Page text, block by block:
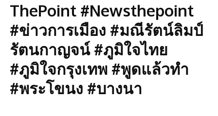
ThePoint #Newsthepoint
#ข่าวการเมือง #มณีรัตน์ลิมป์
รัตนกาญจน์ #ภูมิใจไทย
#ภูมิใจกรุงเทพ #พูดแล้วทำ
#พระโขนง #บางนา